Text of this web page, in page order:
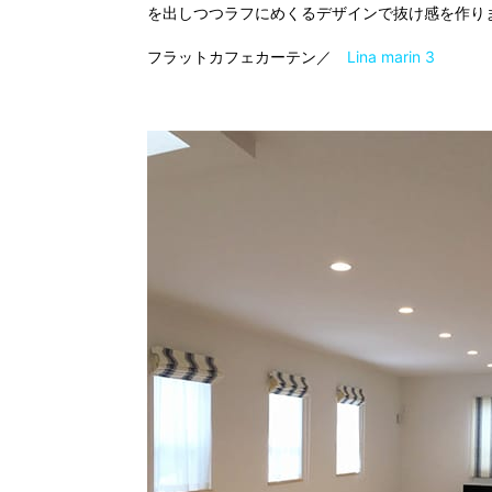
を出しつつラフにめくるデザインで抜け感を作り
フラットカフェカーテン／ Lina marin 3